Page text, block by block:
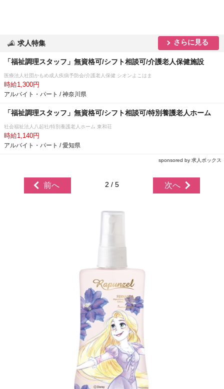
求人特集 さらに見る
「福祉調理スタッフ」無資格可/シフト相談可/介護老人保健施設
医療法人社団かもめ成人疾病予防会/介護老人保健 シオンよこはま
時給1,300円
アルバイト・パート / 神奈川県
「福祉調理スタッフ」無資格可/シフト相談可/特別養護老人ホーム
社会福祉法人八起社/特別養護老人ホーム 東和荘
時給1,140円
アルバイト・パート / 愛知県
sponsored by 求人ボックス
前へ 2 / 5 次へ